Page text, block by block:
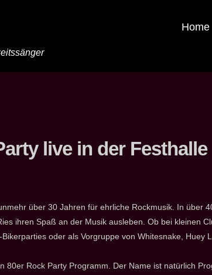
Home
live in der Festhalle
über 30 Jahren für ehrliche Rockmusik. In über
ihren Spaß an der Musik ausleben. Ob bei kleinen
oder als Vorgruppe von Whitesnake, Huey
80er Rock Party Programm. Der Name ist natürlich